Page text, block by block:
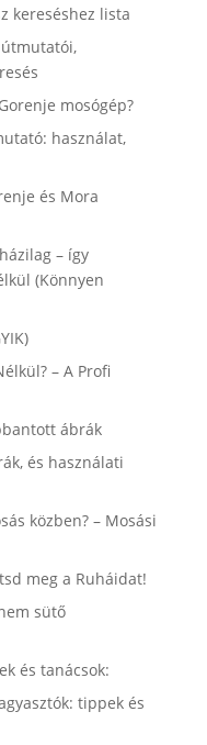
kereséshez lista
mosógép?
használat,
és Mora
– így
(Könnyen
– A Profi
ábrák
és használati
közben? – Mosási
meg a Ruháidat!
sütő
és tanácsok:
tippek és